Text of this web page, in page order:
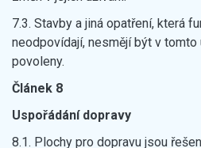
7.3. Stavby a jiná opatření, která
neodpovídají, nesmějí být v
povoleny.
Článek 8
Uspořádání dopravy
8.1. Plochy pro dopravu jsou